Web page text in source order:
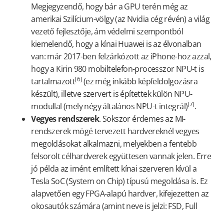
Megjegyzendő, hogy bár a GPU terén még az
amerikai Szilícium-völgy (az Nvidia cég révén) a világ
vezető fejlesztője, ám védelmi szempontból
kiemelendő, hogy a kínai Huawei is az élvonalban
van: már 2017-ben felzárkózott az iPhone-hoz azzal,
hogy a Kirin 980 mobiltelefon-processzor NPU-t is
tartalmazott[6] (ez még inkább képfeldolgozásra
készült), illetve szervert is építettek külön NPU-
modullal (mely négy általános NPU-t integrál)[7].
Vegyes rendszerek. Sokszor érdemes az MI-
rendszerek mögé tervezett hardvereknél vegyes
megoldásokat alkalmazni, melyekben a fentebb
felsorolt célhardverek együttesen vannak jelen. Erre
jó példa az imént említett kínai szerveren kívül a
Tesla SoC (System on Chip) típusú megoldása is. Ez
alapvetően egy FPGA-alapú hardver, kifejezetten az
okosautók számára (amint neve is jelzi: FSD, Full